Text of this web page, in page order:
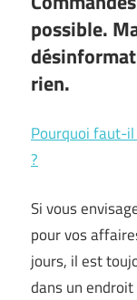
possible.
rien.
Pourquoi faut-
?
Si vous
pour vos
jours, il est
dans un